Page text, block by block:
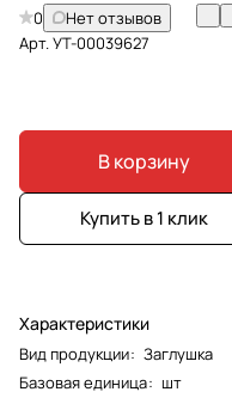
0
Нет отзывов
Арт.УТ-00039627
В корзину
Купить в 1 клик
Характеристики
Вид продукции: Заглушка
Базовая единица: шт